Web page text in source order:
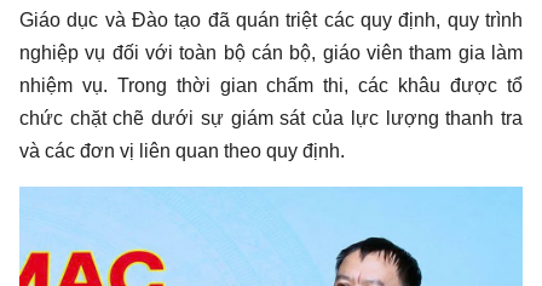
Giáo dục và Đào tạo đã quán triệt các quy định, quy trình
nghiệp vụ đối với toàn bộ cán bộ, giáo viên tham gia làm
nhiệm vụ. Trong thời gian chấm thi, các khâu được tổ
chức chặt chẽ dưới sự giám sát của lực lượng thanh tra
và các đơn vị liên quan theo quy định.